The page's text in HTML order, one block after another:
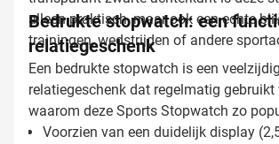
alleen praktisch, maar ook een echte
trainingen, wedstrijden of andere
Bedrukte stopwatch: een
relatiegeschenk
Een bedrukte stopwatch is een veelzijdig
relatiegeschenk dat regelmatig gebruikt
waarom deze Sports Stopwatch zo
Voorzien van een duidelijk display